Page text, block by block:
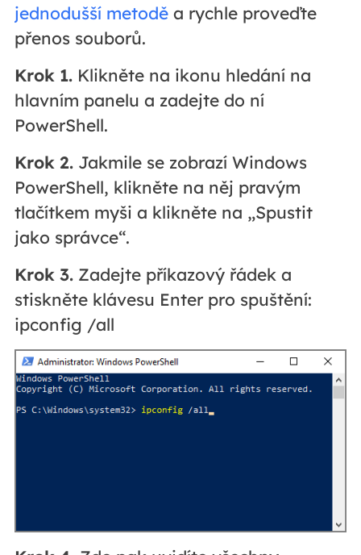
jednodušší metoděa rychle proveďte
přenos souborů.
Krok 1.Klikněte na ikonu hledání na
hlavním panelu a zadejte do ní
PowerShell.
Krok 2.Jakmile se zobrazí Windows
PowerShell, klikněte na něj pravým
tlačítkem myši a klikněte na „Spustit
jako správce“.
Krok 3.Zadejte příkazový řádek a
stiskněte klávesu Enter pro spuštění:
ipconfig /all